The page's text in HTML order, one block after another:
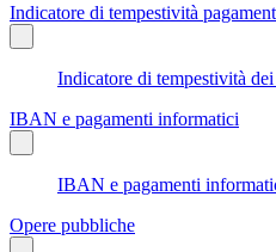
Indicatore di tempestività
Indicatore di tempestività
IBAN e pagamenti informatici
IBAN e pagamenti
Opere pubbliche